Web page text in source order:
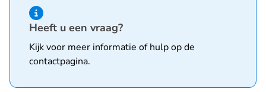
Hint van type informatie
Heeft u een vraag?
Kijk voor meer informatie of hulp op de
contactpagina.